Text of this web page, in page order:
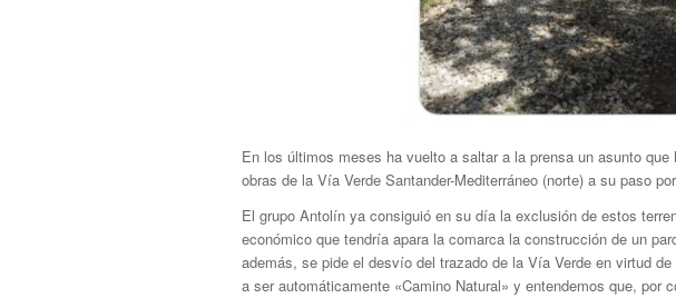
En los últimos meses ha vuelto a saltar a la prensa un asunto
obras de la Vía Verde Santander-Mediterráneo (norte) a su paso
El grupo Antolín ya consiguió en su día la exclusión de estos
económico que tendría apara la comarca la construcción de un
además, se pide el desvío del trazado de la Vía Verde en virtud
a ser automáticamente «Camino Natural» y entendemos que, por